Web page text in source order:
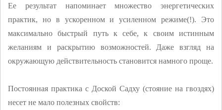
Ее результат напоминает множество энергетических
практик, но в ускоренном и усиленном режиме(!). Это
максимально быстрый путь к себе, к своим истинным
желаниям и раскрытию возможностей. Даже взгляд на
окружающую действительность становится намного проще.
Постоянная практика с Доской Садху (стояние на гвоздях)
несет не мало полезных свойств: